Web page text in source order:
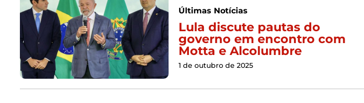
Últimas Notícias
Lula discute pautas do
governo em encontro com
Motta e Alcolumbre
1 de outubro de 2025